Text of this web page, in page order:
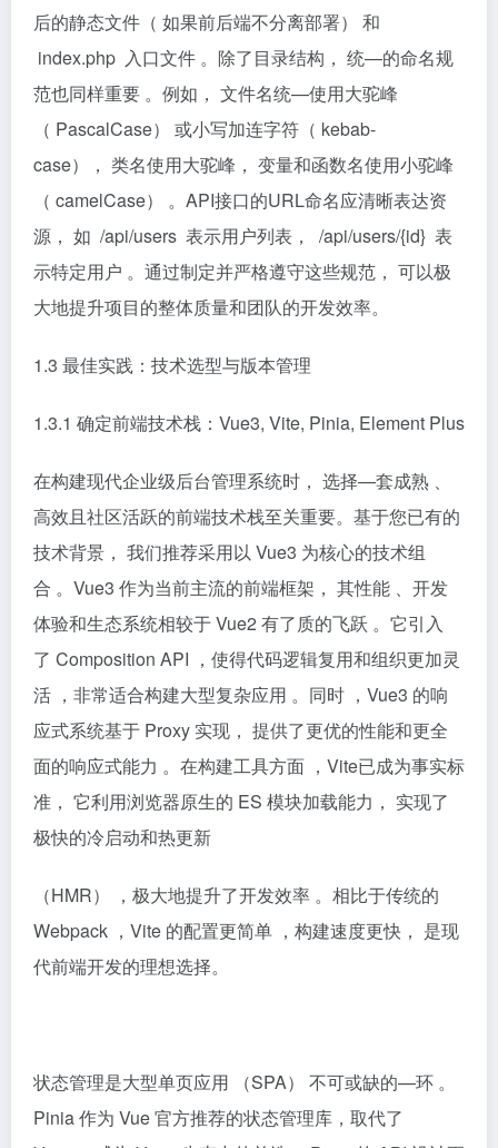
后的静态文件（ 如果前后端不分离部署） 和
index.php 入口文件 。除了目录结构， 统—的命名规
范也同样重要 。例如， 文件名统—使用大驼峰
（ PascalCase） 或小写加连字符（ kebab-
case）， 类名使用大驼峰， 变量和函数名使用小驼峰
（ camelCase） 。API接口的URL命名应清晰表达资
源， 如 /api/users 表示用户列表， /api/users/{id} 表
示特定用户 。通过制定并严格遵守这些规范， 可以极
大地提升项目的整体质量和团队的开发效率。
1.3 最佳实践：技术选型与版本管理
1.3.1 确定前端技术栈：Vue3, Vite, Pinia, Element Plus
在构建现代企业级后台管理系统时， 选择—套成熟 、
高效且社区活跃的前端技术栈至关重要。基于您已有的
技术背景， 我们推荐采用以 Vue3 为核心的技术组
合 。Vue3 作为当前主流的前端框架， 其性能 、开发
体验和生态系统相较于 Vue2 有了质的飞跃 。它引入
了 Composition API ，使得代码逻辑复用和组织更加灵
活 ，非常适合构建大型复杂应用 。同时 ，Vue3 的响
应式系统基于 Proxy 实现， 提供了更优的性能和更全
面的响应式能力 。在构建工具方面 ，Vite已成为事实标
准， 它利用浏览器原生的 ES 模块加载能力， 实现了
极快的冷启动和热更新
（HMR） ，极大地提升了开发效率 。相比于传统的
Webpack ，Vite 的配置更简单 ，构建速度更快， 是现
代前端开发的理想选择。
状态管理是大型单页应用 （SPA） 不可或缺的—环 。
Pinia 作为 Vue 官方推荐的状态管理库，取代了